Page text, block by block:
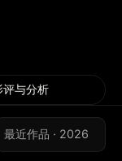
评与分析
最近作品 · 2026